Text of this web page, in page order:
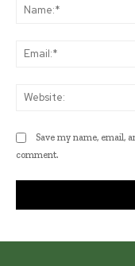
Save my name, email,
comment.